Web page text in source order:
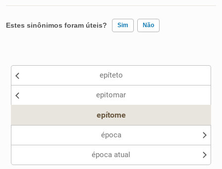
Sinônimos
Estes sinônimos foram úteis? Sim Não
Nenhum dos sinônimos apresentados me ajudou
epíteto
epitomar
epítome
época
época atual